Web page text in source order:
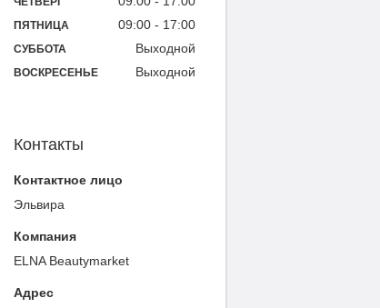
ПЯТНИЦА 09:00 17:00
СУББОТА Выходной
ВОСКРЕСЕНЬЕ Выходной
Контакты
Эльвира
ELNA Beautymarket